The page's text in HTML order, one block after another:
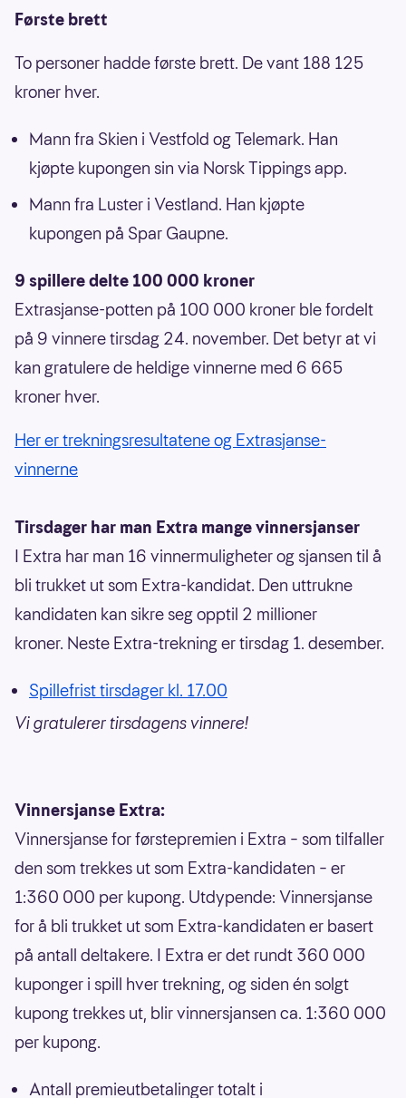
Første brett
To personer hadde første brett. De vant 188 125
kroner hver.
Mann fra Skien i Vestfold og Telemark. Han
kjøpte kupongen sin via Norsk Tippings app.
Mann fra Luster i Vestland. Han kjøpte
kupongen på Spar Gaupne.
9 spillere delte 100 000 kroner
Extrasjanse-potten på 100 000 kroner ble fordelt
på 9 vinnere tirsdag 24. november. Det betyr at vi
kan gratulere de heldige vinnerne med 6 665
kroner hver.
Her er trekningsresultatene og Extrasjanse-
vinnerne
Tirsdager har man Extra mange vinnersjanser
I Extra har man 16 vinnermuligheter og sjansen til å
bli trukket ut som Extra-kandidat. Den uttrukne
kandidaten kan sikre seg opptil 2 millioner
kroner. Neste Extra-trekning er tirsdag 1. desember.
Spillefrist tirsdager kl. 17.00
Vi gratulerer tirsdagens vinnere!
Vinnersjanse Extra:
Vinnersjanse for førstepremien i Extra – som tilfaller
den som trekkes ut som Extra-kandidaten – er
1:360 000 per kupong. Utdypende: Vinnersjanse
for å bli trukket ut som Extra-kandidaten er basert
på antall deltakere. I Extra er det rundt 360 000
kuponger i spill hver trekning, og siden én solgt
kupong trekkes ut, blir vinnersjansen ca. 1:360 000
per kupong.
Antall premieutbetalinger totalt i